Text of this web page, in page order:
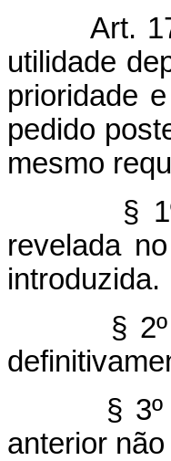
Art.
utilidade
prioridade
pedido
mesmo
§
revelada
introduzida.
§
§
anterior